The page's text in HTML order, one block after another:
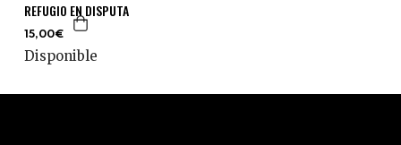
REFUGIO EN DISPUTA
15,00€
Disponible